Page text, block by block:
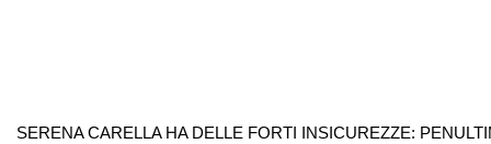
SERENA CARELLA HA DELLE FORTI INSICUREZZE: